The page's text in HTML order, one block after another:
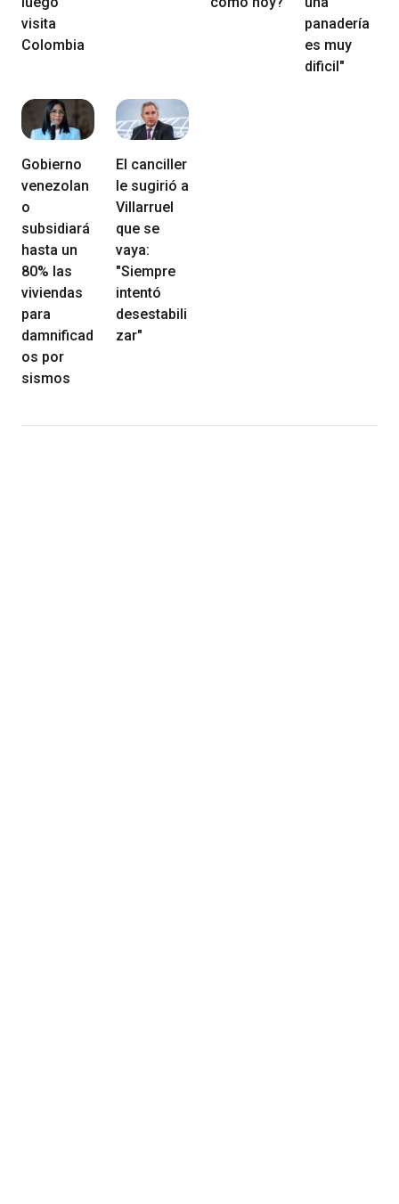
visita
Colombia
panadería
es muy
dificil"
Gobierno
venezolan
o
subsidiará
hasta un
80% las
viviendas
para
damnificad
os por
sismos
El canciller
le sugirió a
Villarruel
que se
vaya:
"Siempre
intentó
desestabili
zar"